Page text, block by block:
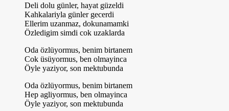
Deli dolu günler, hayat güzeldi
Kahkalariyla günler gecerdi
Ellerim uzanmaz, dokunamamki
Özledigim simdi cok uzaklarda
Oda özlüyormus, benim birtanem
Cok üsüyormus, ben olmayinca
Öyle yaziyor, son mektubunda
Oda özlüyormus, benim birtanem
Hep agliyormus, ben olmayinca
Öyle yaziyor, son mektubunda